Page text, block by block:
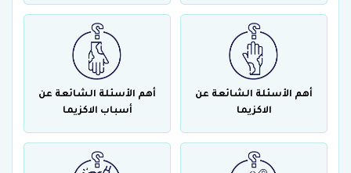
أهم الأسئلة الشائعة عن
الاكزيما
أهم الأسئلة الشائعة عن
أسباب الاكزيما